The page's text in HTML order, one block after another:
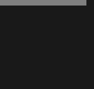
nueva ventana)
ventana)